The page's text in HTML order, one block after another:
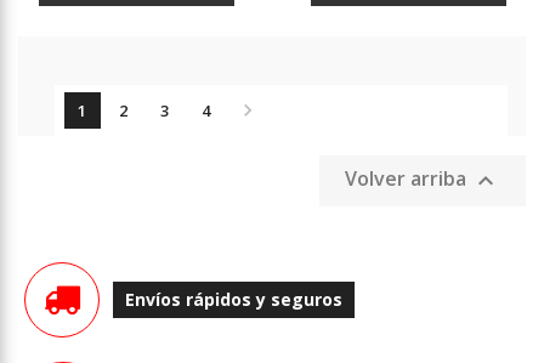
1 2 3 4 
Volver arriba 
Envíos rápidos y seguros